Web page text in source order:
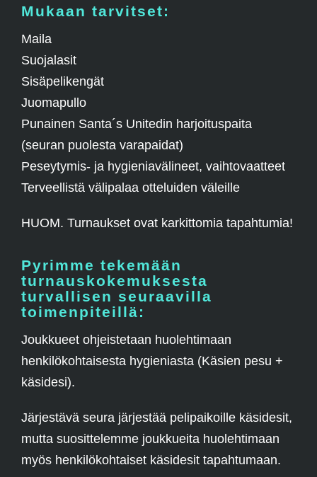
Mukaan tarvitset:
Maila
Suojalasit
Sisäpelikengät
Juomapullo
Punainen Santa´s Unitedin harjoituspaita
(seuran puolesta varapaidat)
Peseytymis- ja hygieniavälineet, vaihtovaatteet
Terveellistä välipalaa otteluiden väleille
HUOM. Turnaukset ovat karkittomia tapahtumia!
Pyrimme tekemään
turnauskokemuksesta
turvallisen seuraavilla
toimenpiteillä:
Joukkueet ohjeistetaan huolehtimaan
henkilökohtaisesta hygieniasta (Käsien pesu +
käsidesi).
Järjestävä seura järjestää pelipaikoille käsidesit,
mutta suosittelemme joukkueita huolehtimaan
myös henkilökohtaiset käsidesit tapahtumaan.